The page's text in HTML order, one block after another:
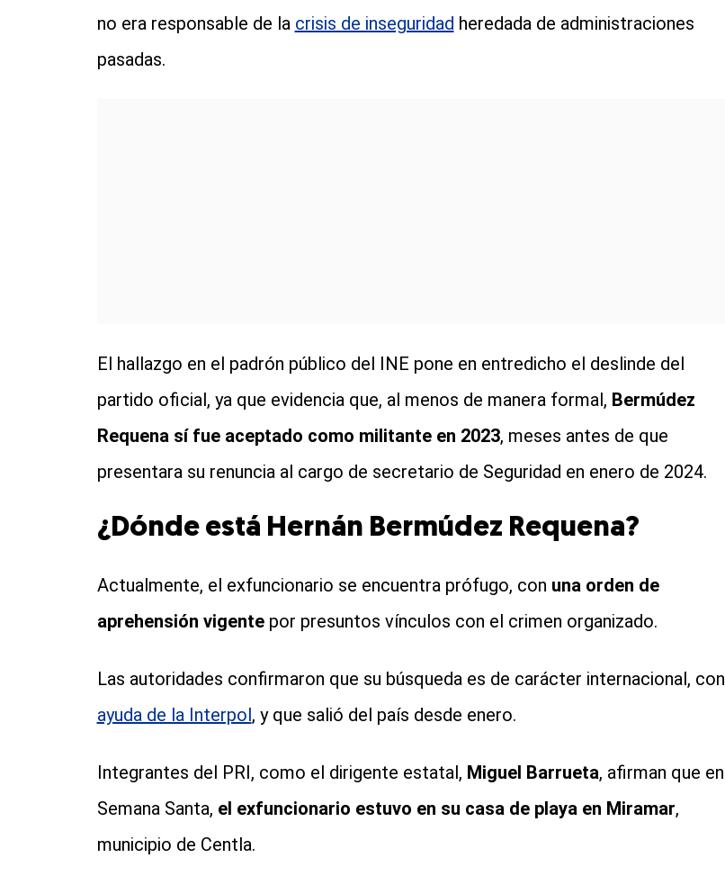
no era responsable de la crisis de inseguridad heredada de administraciones
pasadas.
El hallazgo en el padrón público del INE pone en entredicho el deslinde del
partido oficial, ya que evidencia que, al menos de manera formal, Bermúdez
Requena sí fue aceptado como militante en 2023, meses antes de que
presentara su renuncia al cargo de secretario de Seguridad en enero de 2024.
¿Dónde está Hernán Bermúdez Requena?
Actualmente, el exfuncionario se encuentra prófugo, con una orden de
aprehensión vigentepor presuntos vínculos con el crimen organizado.
Las autoridades confirmaron que su búsqueda es de carácter internacional, con
ayuda de la Interpol, y que salió del país desde enero.
Integrantes del PRI, como el dirigente estatal, Miguel Barrueta, afirman que en
Semana Santa, el exfuncionario estuvo en su casa de playa en Miramar,
municipio de Centla.